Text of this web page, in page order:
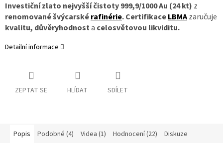
Investiční zlato nejvyšší čistoty999,9/1000 Au (24 kt) z
renomované švýcarskérafinérie.CertifikaceLBMAzaručuje
kvalitu, důvěryhodnosta celosvětovou likviditu.
Detailní informace
ZEPTAT SE HLÍDAT SDÍLET
Popis Podobné (4) Videa (1) Hodnocení (22) Diskuze